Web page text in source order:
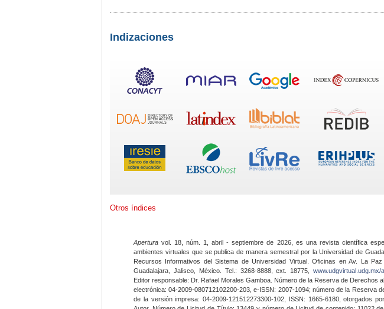
Indizaciones
Otros índices
Apertura vol. 18, núm. 1, abril - septiembre de 2026, es una revista científica
ambientes virtuales que se publica de manera semestral por la Universidad de
Recursos Informativos del Sistema de Universidad Virtual. Oficinas en Av. La
Guadalajara, Jalisco, México. Tel.: 3268-8888, ext. 18775,www.udgvirtual.udg.mx/
Editor responsable: Dr. Rafael Morales Gamboa. Número de la Reserva de Derechos
electrónica: 04-2009-080712102200-203, e-ISSN: 2007-1094; número de la Reserva
de la versión impresa: 04-2009-121512273300-102, ISSN: 1665-6180, otorgados